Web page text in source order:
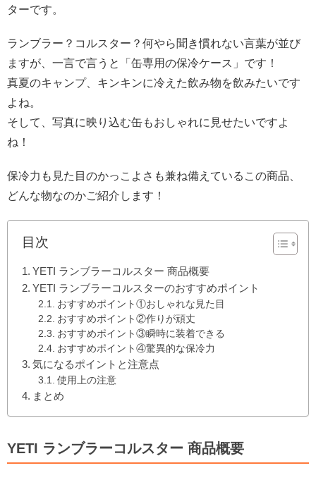
ターです。
ランブラー？コルスター？何やら聞き慣れない言葉が並び
ますが、一言で言うと「缶専用の保冷ケース」です！
真夏のキャンプ、キンキンに冷えた飲み物を飲みたいです
よね。
そして、写真に映り込む缶もおしゃれに見せたいですよ
ね！
保冷力も見た目のかっこよさも兼ね備えているこの商品、
どんな物なのかご紹介します！
目次
YETI ランブラーコルスター 商品概要
YETI ランブラーコルスターのおすすめポイント
おすすめポイント①おしゃれな見た目
おすすめポイント②作りが頑丈
おすすめポイント③瞬時に装着できる
おすすめポイント④驚異的な保冷力
気になるポイントと注意点
使用上の注意
まとめ
YETI ランブラーコルスター 商品概要